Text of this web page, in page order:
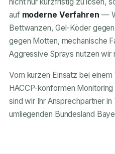
auf moderne Verfahren —
Bettwanzen, Gel-Köder
gegen Motten, mechanische
Aggressive Sprays nutzen wir
Vom kurzen Einsatz bei
HACCP-konformen
sind wir Ihr Ansprechpartner
umliegenden Bundesland